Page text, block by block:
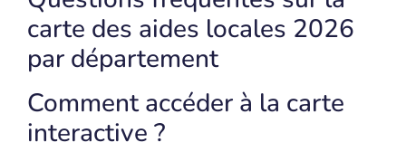
carte des aides locales 2026
par département
Comment accéder à la carte
interactive ?